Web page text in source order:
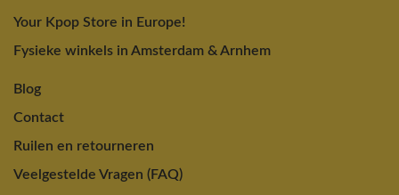
Your Kpop Store in Europe!
Fysieke winkels in Amsterdam & Arnhem
Blog
Contact
Ruilen en retourneren
Veelgestelde Vragen (FAQ)